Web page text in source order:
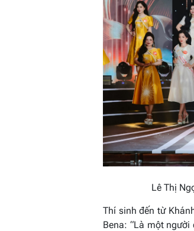
Lê Thị
Thí sinh đến từ
Bena: “Là một người